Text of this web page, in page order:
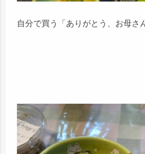
自分で買う「ありがとう、お母さ